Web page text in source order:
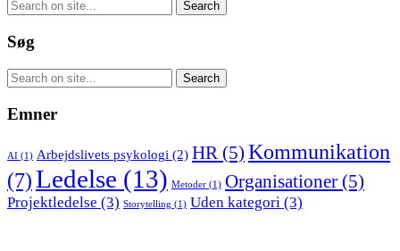
Søg
Emner
AI (1) Arbejdslivets psykologi (2) HR (5) Kommunikation
(7)Ledelse (13) Metoder (1) Organisationer (5)
Projektledelse (3) Storytelling (1) Uden kategori (3)